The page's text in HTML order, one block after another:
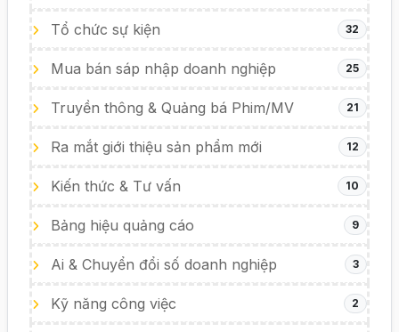
Tổ chức sự kiện 32
Mua bán sáp nhập doanh nghiệp 25
Truyền thông & Quảng bá Phim/MV 21
Ra mắt giới thiệu sản phẩm mới 12
Kiến thức & Tư vấn 10
Bảng hiệu quảng cáo 9
Ai & Chuyển đổi số doanh nghiệp 3
Kỹ năng công việc 2